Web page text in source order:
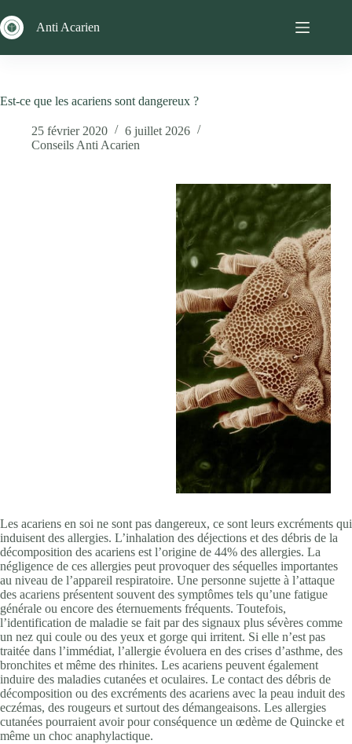
au
contenu
Anti Acarien
Est-ce que les acariens sont dangereux ?
25 février 2020
6 juillet 2026
Conseils Anti Acarien
Les acariens en soi ne sont pas dangereux, ce sont leurs excréments qui
induisent des allergies. L’inhalation des déjections et des débris de la
décomposition des acariens est l’origine de 44% des allergies. La
négligence de ces allergies peut provoquer des séquelles importantes
au niveau de l’appareil respiratoire. Une personne sujette à l’attaque
des acariens présentent souvent des symptômes tels qu’une fatigue
générale ou encore des éternuements fréquents. Toutefois,
l’identification de maladie se fait par des signaux plus sévères comme
un nez qui coule ou des yeux et gorge qui irritent. Si elle n’est pas
traitée dans l’immédiat, l’allergie évoluera en des crises d’asthme, des
bronchites et même des rhinites. Les acariens peuvent également
induire des maladies cutanées et oculaires. Le contact des débris de
décomposition ou des excréments des acariens avec la peau induit des
eczémas, des rougeurs et surtout des démangeaisons. Les allergies
cutanées pourraient avoir pour conséquence un œdème de Quincke et
même un choc anaphylactique.